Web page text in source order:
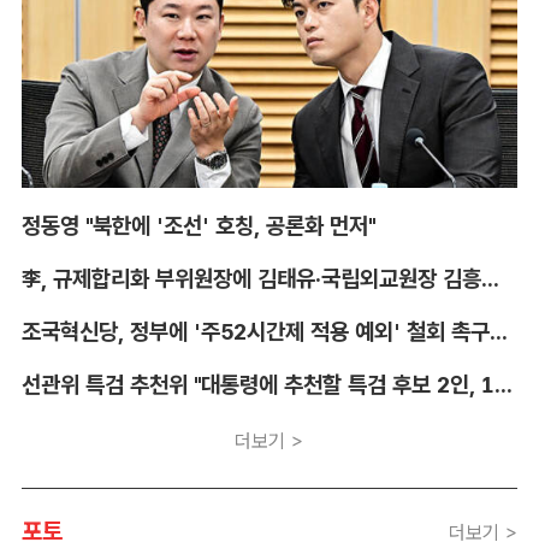
정동영 "북한에 '조선' 호칭, 공론화 먼저"
李, 규제합리화 부위원장에 김태유·국립외교원장 김흥규 임명
조국혁신당, 정부에 '주52시간제 적용 예외' 철회 촉구…"흥정 대상 아냐"
선관위 특검 추천위 "대통령에 추천할 특검 후보 2인, 14일 확정"
더보기 >
포토 더보기 >